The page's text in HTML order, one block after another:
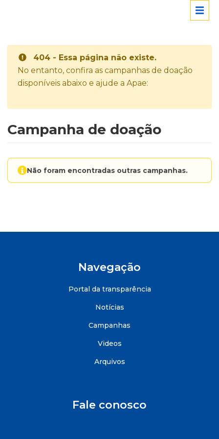
404 - Essa página não existe.
No entanto, confira as campanhas de doação
disponíveis abaixo e ajude a Apae:
Campanha de doação
Não foram encontradas outras campanhas.
Navegação
Portal da transparência
Notícias
Campanhas
Videos
Arquivos
Fale conosco